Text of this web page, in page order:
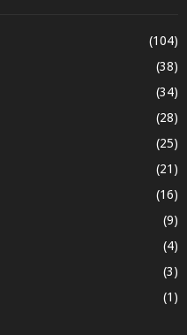
(104)
(38)
(34)
(28)
(25)
(21)
(16)
(9)
(4)
(3)
(1)